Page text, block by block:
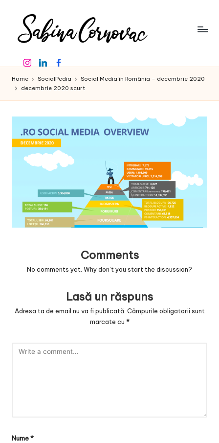
content
a
b
in
a
C
v
in
creator
de
conținut
de
InstagramLinkedinFacebook
Home SocialPedia
Social Media în România – decembrie 2020
decembrie 2020 scurt
Comments
No comments yet. Why don’t you start the discussion?
Lasă un răspuns
Adresa ta de email nu va fi publicată. Câmpurile obligatorii sunt
marcate cu *
Nume*